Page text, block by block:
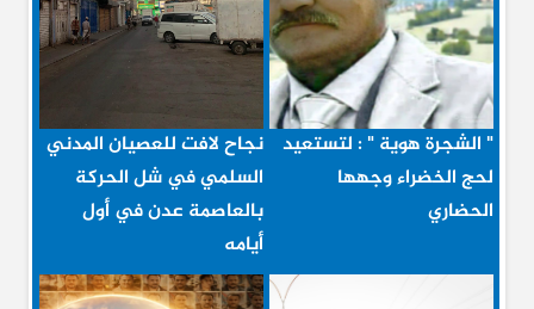
" الشجرة هوية " : لتستعيد
لحج الخضراء وجهها
الحضاري
نجاح لافت للعصيان المدني
السلمي في شل الحركة
بالعاصمة عدن في أول
أيامه